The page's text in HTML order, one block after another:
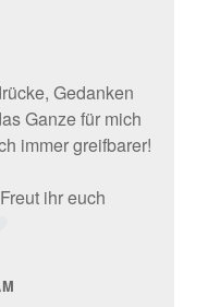
Gedanken
Ganze für mich
immer greifbarer!
ihr euch